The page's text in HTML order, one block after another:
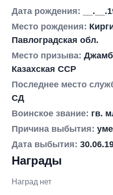
Дата рождения:
Место рождения:
Павлоградская обл.
Место призыва:
Казахская ССР
Последнее место
СД
Воинское звание: гв.
Причина выбытия:
Дата выбытия:
Награды
Наград нет